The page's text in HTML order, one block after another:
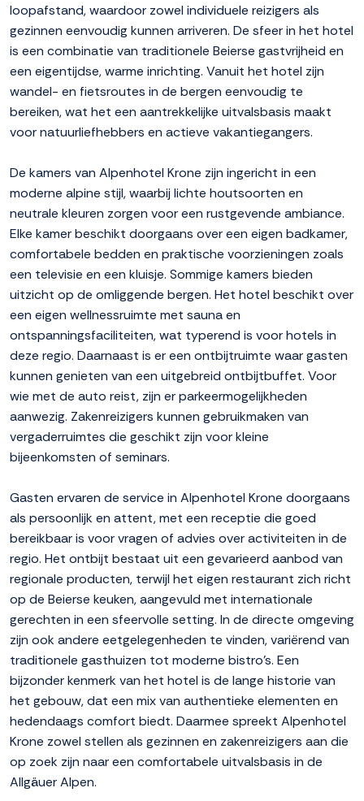
loopafstand, waardoor zowel individuele reizigers als
gezinnen eenvoudig kunnen arriveren. De sfeer in het hotel
is een combinatie van traditionele Beierse gastvrijheid en
een eigentijdse, warme inrichting. Vanuit het hotel zijn
wandel- en fietsroutes in de bergen eenvoudig te
bereiken, wat het een aantrekkelijke uitvalsbasis maakt
voor natuurliefhebbers en actieve vakantiegangers.
De kamers van Alpenhotel Krone zijn ingericht in een
moderne alpine stijl, waarbij lichte houtsoorten en
neutrale kleuren zorgen voor een rustgevende ambiance.
Elke kamer beschikt doorgaans over een eigen badkamer,
comfortabele bedden en praktische voorzieningen zoals
een televisie en een kluisje. Sommige kamers bieden
uitzicht op de omliggende bergen. Het hotel beschikt over
een eigen wellnessruimte met sauna en
ontspanningsfaciliteiten, wat typerend is voor hotels in
deze regio. Daarnaast is er een ontbijtruimte waar gasten
kunnen genieten van een uitgebreid ontbijtbuffet. Voor
wie met de auto reist, zijn er parkeermogelijkheden
aanwezig. Zakenreizigers kunnen gebruikmaken van
vergaderruimtes die geschikt zijn voor kleine
bijeenkomsten of seminars.
Gasten ervaren de service in Alpenhotel Krone doorgaans
als persoonlijk en attent, met een receptie die goed
bereikbaar is voor vragen of advies over activiteiten in de
regio. Het ontbijt bestaat uit een gevarieerd aanbod van
regionale producten, terwijl het eigen restaurant zich richt
op de Beierse keuken, aangevuld met internationale
gerechten in een sfeervolle setting. In de directe omgeving
zijn ook andere eetgelegenheden te vinden, variërend van
traditionele gasthuizen tot moderne bistro's. Een
bijzonder kenmerk van het hotel is de lange historie van
het gebouw, dat een mix van authentieke elementen en
hedendaags comfort biedt. Daarmee spreekt Alpenhotel
Krone zowel stellen als gezinnen en zakenreizigers aan die
op zoek zijn naar een comfortabele uitvalsbasis in de
Allgäuer Alpen.